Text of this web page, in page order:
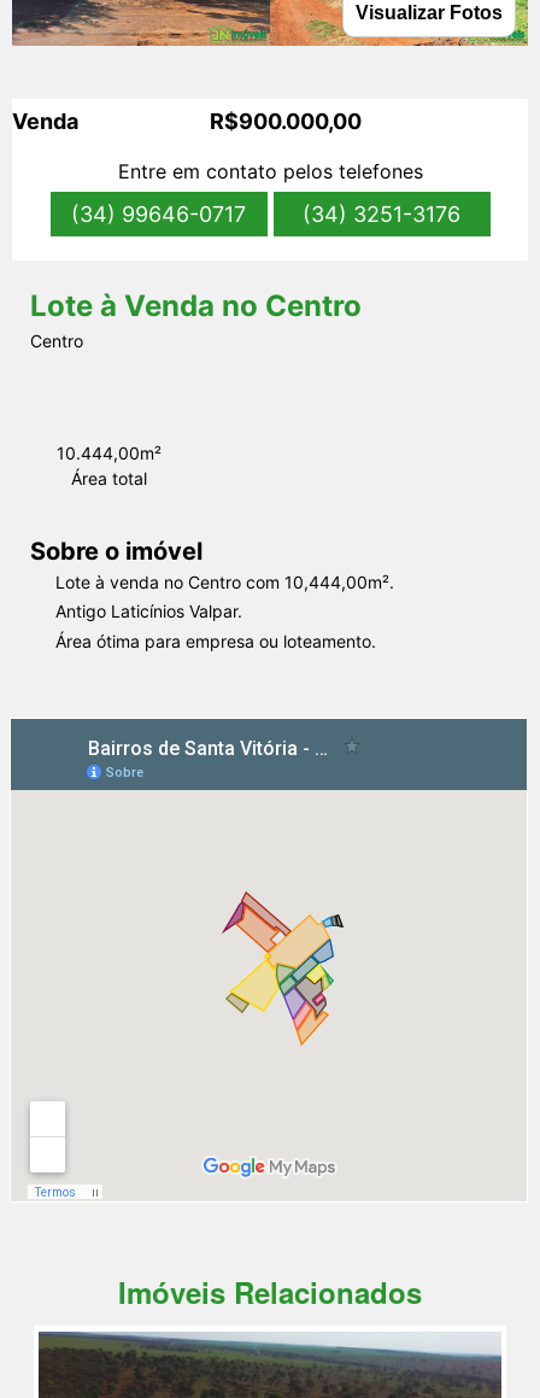
s
Visualizar Fotos
Venda R$900.000,00
Entre em contato pelos telefones
(34) 99646-0717 (34) 3251-3176
Lote à Venda no Centro
Centro
10.444,00m²
Área total
Sobre o imóvel
Lote à venda no Centro com 10,444,00m².
Antigo Laticínios Valpar.
Área ótima para empresa ou loteamento.
Imóveis Relacionados